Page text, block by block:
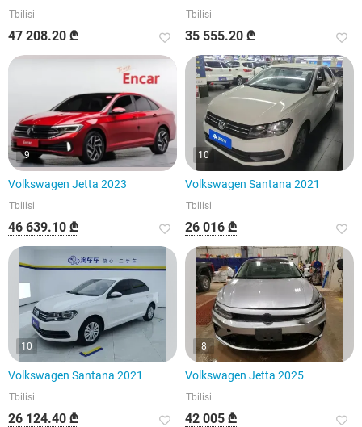
Tbilisi
47 208.20 ₾
Tbilisi
35 555.20 ₾
9
Volkswagen Jetta 2023
Tbilisi
46 639.10 ₾
10
Volkswagen Santana 2021
Tbilisi
26 016 ₾
10
Volkswagen Santana 2021
Tbilisi
26 124.40 ₾
8
Volkswagen Jetta 2025
Tbilisi
42 005 ₾